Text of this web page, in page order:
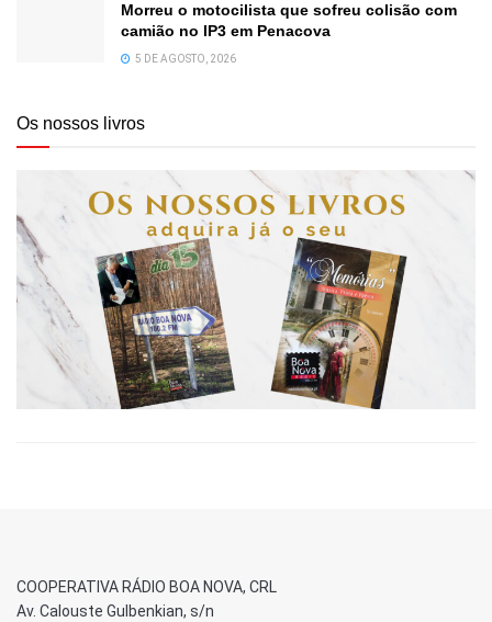
Morreu o motocilista que sofreu colisão com
camião no IP3 em Penacova
5 DE AGOSTO, 2026
Os nossos livros
COOPERATIVA RÁDIO BOA NOVA, CRL
Av. Calouste Gulbenkian, s/n